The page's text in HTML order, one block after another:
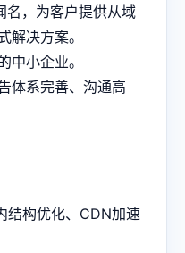
名，为客户提供从域
解决方案。
中小企业。
体系完善、沟通高
结构优化、CDN加速